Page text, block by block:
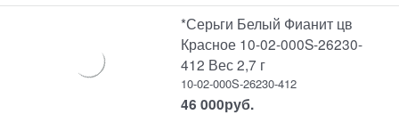
*Серьги Белый Фианит цв
Красное 10-02-000S-26230-
412 Вес 2,7 г
10-02-000S-26230-412
46 000руб.